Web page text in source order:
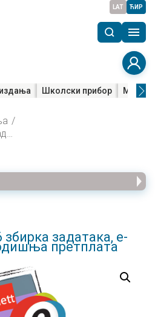
LAT ЋИР
Школски прибор Мала
Математика 6 збирка задатака, е-уџбеник – годишња претплата
задатака, е-
претплата